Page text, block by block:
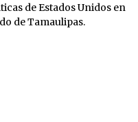
de Estados Unidos en
de Tamaulipas.